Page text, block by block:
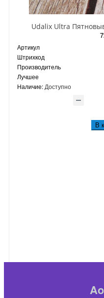
Udalix Ultra
Артикул
Штрихкод
Производитель
Лучшее
Наличие: Доступно
В